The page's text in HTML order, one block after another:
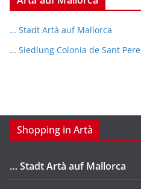
… Stadt Artà auf Mallorca
… Siedlung Colonia de Sant Pere
Shopping in Artà
… Stadt Artà auf Mallorca